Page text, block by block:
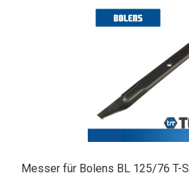
Messer für Bolens BL 125/76 T-S